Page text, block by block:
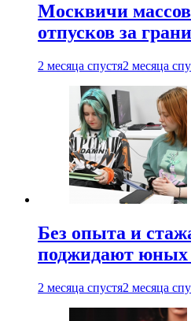
Москвичи
отпусков за
2 месяца спустя2 месяца
Без опыта и
поджидают юных
2 месяца спустя2 месяца